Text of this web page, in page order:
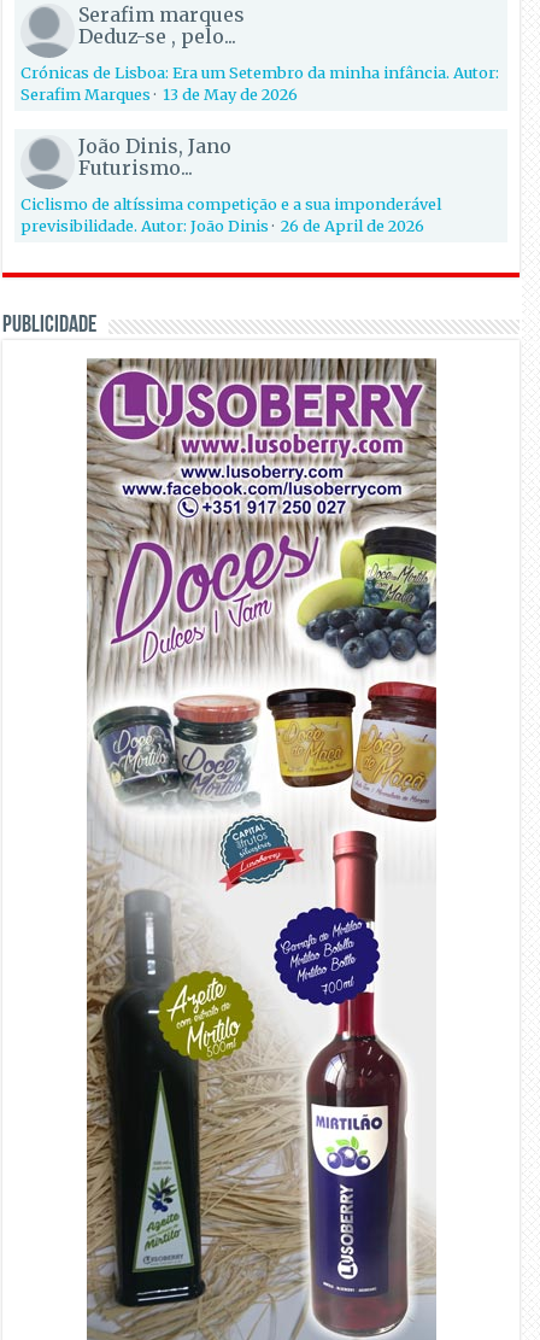
Serafim marques
Deduz-se , pelo...
Crónicas de Lisboa: Era um Setembro da minha infância. Autor:
Serafim Marques·13 de May de 2026
João Dinis, Jano
Futurismo...
Ciclismo de altíssima competição e a sua imponderável
previsibilidade. Autor: João Dinis·26 de April de 2026
PUBLICIDADE